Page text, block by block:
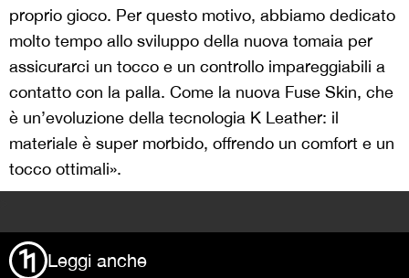
proprio gioco. Per questo motivo, abbiamo dedicato
molto tempo allo sviluppo della nuova tomaia per
assicurarci un tocco e un controllo impareggiabili a
contatto con la palla. Come la nuova Fuse Skin, che
è un’evoluzione della tecnologia K Leather: il
materiale è super morbido, offrendo un comfort e un
tocco ottimali».
Leggi anche